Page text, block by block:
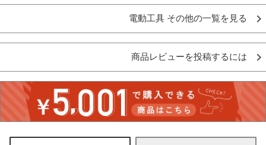
電動工具 その他の一覧を見る
商品レビューを投稿するには